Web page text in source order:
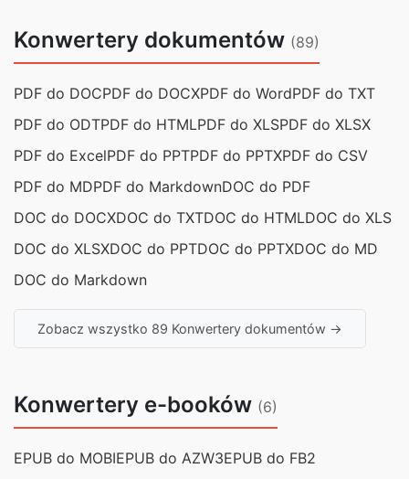
Konwertery dokumentów (89)
PDF do DOCPDF do DOCXPDF do WordPDF do TXT
PDF do ODTPDF do HTMLPDF do XLSPDF do XLSX
PDF do ExcelPDF do PPTPDF do PPTXPDF do CSV
PDF do MDPDF do MarkdownDOC do PDF
DOC do DOCXDOC do TXTDOC do HTMLDOC do XLS
DOC do XLSXDOC do PPTDOC do PPTXDOC do MD
DOC do Markdown
Zobacz wszystko 89 Konwertery dokumentów →
Konwertery e-booków (6)
EPUB do MOBIEPUB do AZW3EPUB do FB2